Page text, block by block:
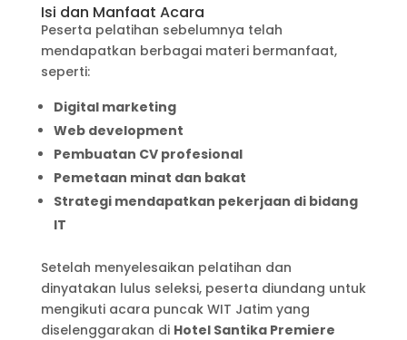
Isi dan Manfaat Acara
Peserta pelatihan sebelumnya telah
mendapatkan berbagai materi bermanfaat,
seperti:
Digital marketing
Web development
Pembuatan CV profesional
Pemetaan minat dan bakat
Strategi mendapatkan pekerjaan di bidang
IT
Setelah menyelesaikan pelatihan dan
dinyatakan lulus seleksi, peserta diundang untuk
mengikuti acara puncak WIT Jatim yang
diselenggarakan di Hotel Santika Premiere